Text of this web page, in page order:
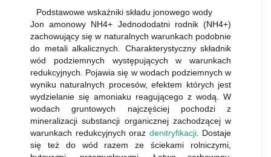
Podstawowe wskaźniki składu jonowego wody
Jon amonowy NH4+ Jednododatni rodnik (NH4+)
zachowujący się w naturalnych warunkach podobnie
do metali alkalicznych. Charakterystyczny składnik
wód podziemnych występujących w warunkach
redukcyjnych. Pojawia się w wodach podziemnych w
wyniku naturalnych procesów, efektem których jest
wydzielanie się amoniaku reagującego z wodą. W
wodach gruntowych najczęściej pochodzi z
mineralizacji substancji organicznej zachodzącej w
warunkach redukcyjnych oraz denitryfikacji. Dostaje
się też do wód razem ze ściekami rolniczymi,